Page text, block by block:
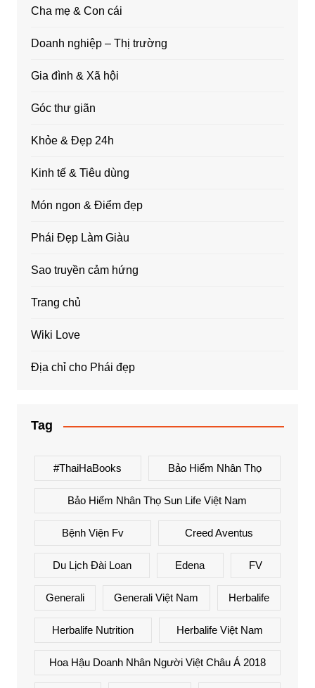
Cha mẹ & Con cái
Doanh nghiệp – Thị trường
Gia đình & Xã hội
Góc thư giãn
Khỏe & Đẹp 24h
Kinh tế & Tiêu dùng
Món ngon & Điểm đẹp
Phái Đẹp Làm Giàu
Sao truyền cảm hứng
Trang chủ
Wiki Love
Địa chỉ cho Phái đẹp
Tag
#ThaiHaBooks Bảo Hiểm Nhân Thọ
Bảo Hiểm Nhân Thọ Sun Life Việt Nam
Bệnh Viện Fv Creed Aventus
Du Lịch Đài Loan Edena FV
Generali Generali Việt Nam Herbalife
Herbalife Nutrition Herbalife Việt Nam
Hoa Hậu Doanh Nhân Người Việt Châu Á 2018